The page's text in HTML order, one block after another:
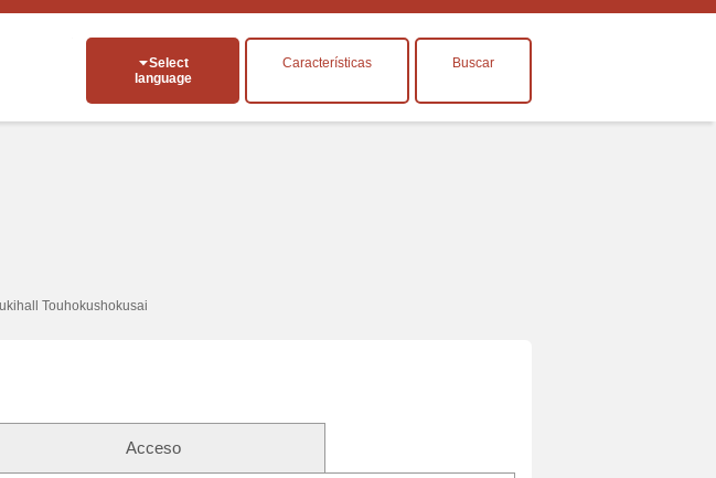
Select
language
Características Buscar
Touhokushokusai
Acceso